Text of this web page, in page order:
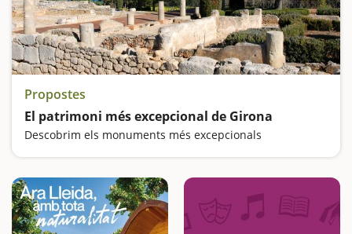
Propostes
El patrimoni més excepcional de Girona
Descobrim els monuments més excepcionals